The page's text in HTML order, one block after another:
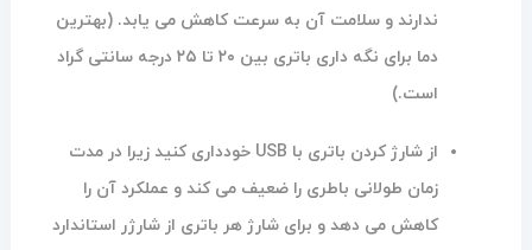
ندارند و سلامت آن به سرعت کاهش می یابد. (بهترین
دما برای نگه داری باتری بین ۲۰ تا ۲۵ درجه سانتی گراد
است.)
از شارژ کردن باتری با USB خودداری کنید زیرا در مدت
زمان طولانی باطری را ضعیف می کند و عملکرد آن را
کاهش می دهد و برای شارژ هر باتری از شارژر استاندارد